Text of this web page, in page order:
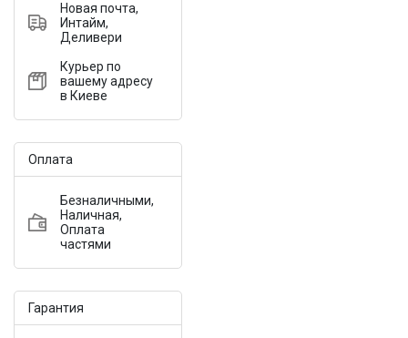
Новая почта,
Интайм,
Деливери
Курьер по
вашему адресу
в Киеве
Оплата
Безналичными,
Наличная,
Оплата
частями
Гарантия